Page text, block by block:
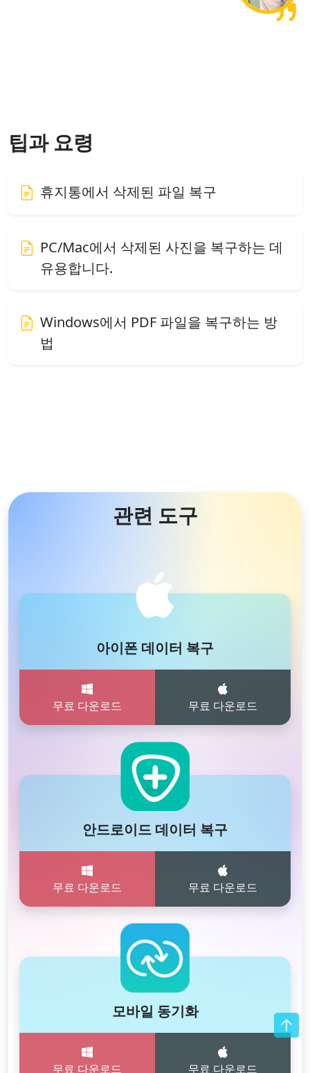
팁과 요령
휴지통에서 삭제된 파일 복구
PC/Mac에서 삭제된 사진을 복구하는 데
유용합니다.
Windows에서 PDF 파일을 복구하는 방
법
관련 도구
아이폰 데이터 복구
무료 다운로드 무료 다운로드
안드로이드 데이터 복구
무료 다운로드 무료 다운로드
모바일 동기화
무료 다운로드 무료 다운로드